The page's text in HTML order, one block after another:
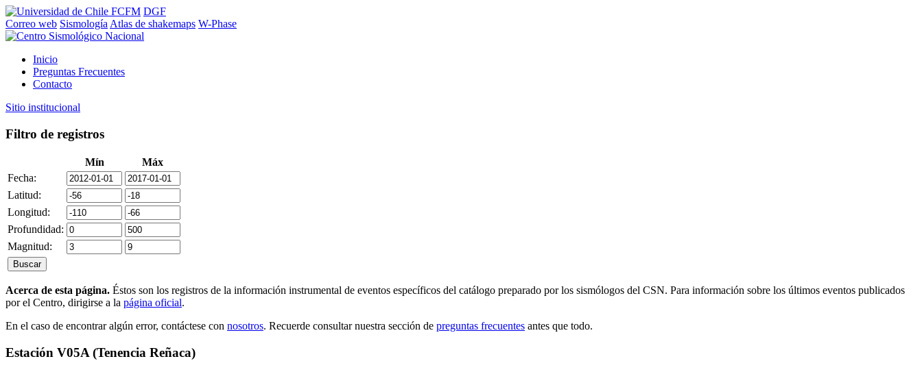
FCFM DGF
Correo web Sismología Atlas de shakemaps W-Phase
Inicio
Preguntas Frecuentes
Contacto
Sitio institucional
Filtro de registros
Mín
Máx
Fecha:
Latitud:
Longitud:
Profundidad:
Magnitud:
Acerca de esta página. Éstos son los registros de la información instrumental de eventos específicos del catálogo preparado por los sismólogos del CSN. Para información sobre los últimos eventos publicados
por el Centro, dirigirse a la página oficial.
En el caso de encontrar algún error, contáctese con nosotros. Recuerde consultar nuestra sección de preguntas frecuentes antes que todo.
Estación V05A (Tenencia Reñaca)